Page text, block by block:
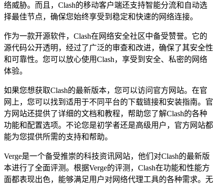
络威胁。而且，Clash的移动客户端还支持智能分流和自动选
择最佳节点，确保您始终享受到稳定和快速的网络连接。
作为一款开源软件，Clash在网络安全社区中备受赞誉。它的
源代码公开透明，经过了广泛的审查和改进，确保了其安全性
和可靠性。您可以放心使用Clash，享受到安全、私密的网络
体验。
如果您想获取Clash的最新版本，您可以访问官方网站。在官
网上，您可以找到适用于不同平台的下载链接和安装指南。官
方网站还提供了详细的文档和教程，帮助您了解Clash的各种
功能和配置选项。不论您是初学者还是高级用户，官方网站都
能为您提供所需的支持和帮助。
Verge是一个备受推崇的科技资讯网站，他们对Clash的最新版
本进行了全面评测。根据Verge的评测，Clash在功能和性能方
面都表现出色，能够满足用户对网络代理工具的各种需求。无